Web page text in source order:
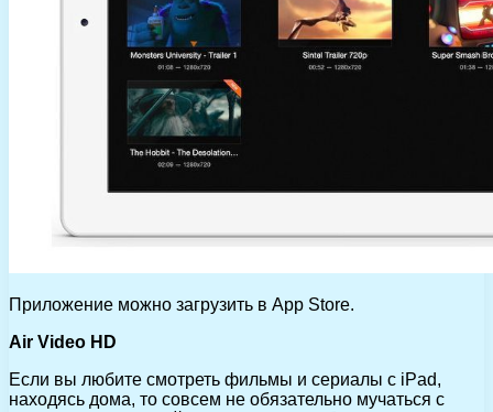
Приложение можно загрузить в App Store.
Air Video HD
Если вы любите смотреть фильмы и сериалы с iPad,
находясь дома, то совсем не обязательно мучаться с